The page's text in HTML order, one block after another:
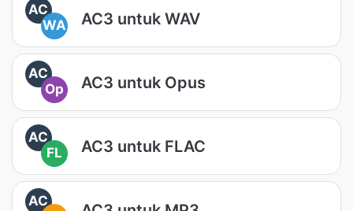
AC
WA
AC3 untuk WAV
AC
Op
AC3 untuk Opus
AC
FL
AC3 untuk FLAC
AC